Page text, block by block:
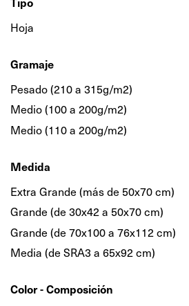
Hoja
Gramaje
Pesado (210 a 315g/m2)
Medio (100 a 200g/m2)
Medio (110 a 200g/m2)
Medida
Extra Grande (más de 50x70 cm)
Grande (de 30x42 a 50x70 cm)
Grande (de 70x100 a 76x112 cm)
Media (de SRA3 a 65x92 cm)
Color - Composición